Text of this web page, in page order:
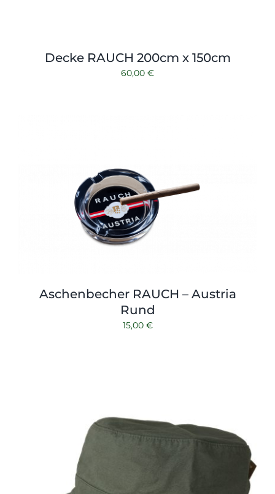
Decke RAUCH 200cm x 150cm
60,00 €
Aschenbecher RAUCH – Austria
Rund
15,00 €